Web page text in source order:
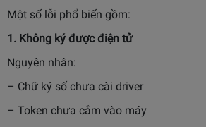
Một số lỗi phổ biến gồm:
1. Không ký được điện tử
Nguyên nhân:
– Chữ ký số chưa cài driver
– Token chưa cắm vào máy